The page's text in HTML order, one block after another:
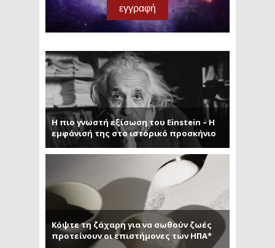
Η πιο γνωστή εξίσωση του Einstein – Η
εμφάνισή της στο ιστορικό προσκήνιο
Κόψτε τη ζάχαρη για να σωθούν ζωές
προτείνουν οι επιστήμονες των ΗΠΑ*